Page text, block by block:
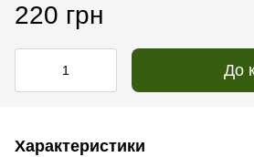
220 грн
До
Характеристики